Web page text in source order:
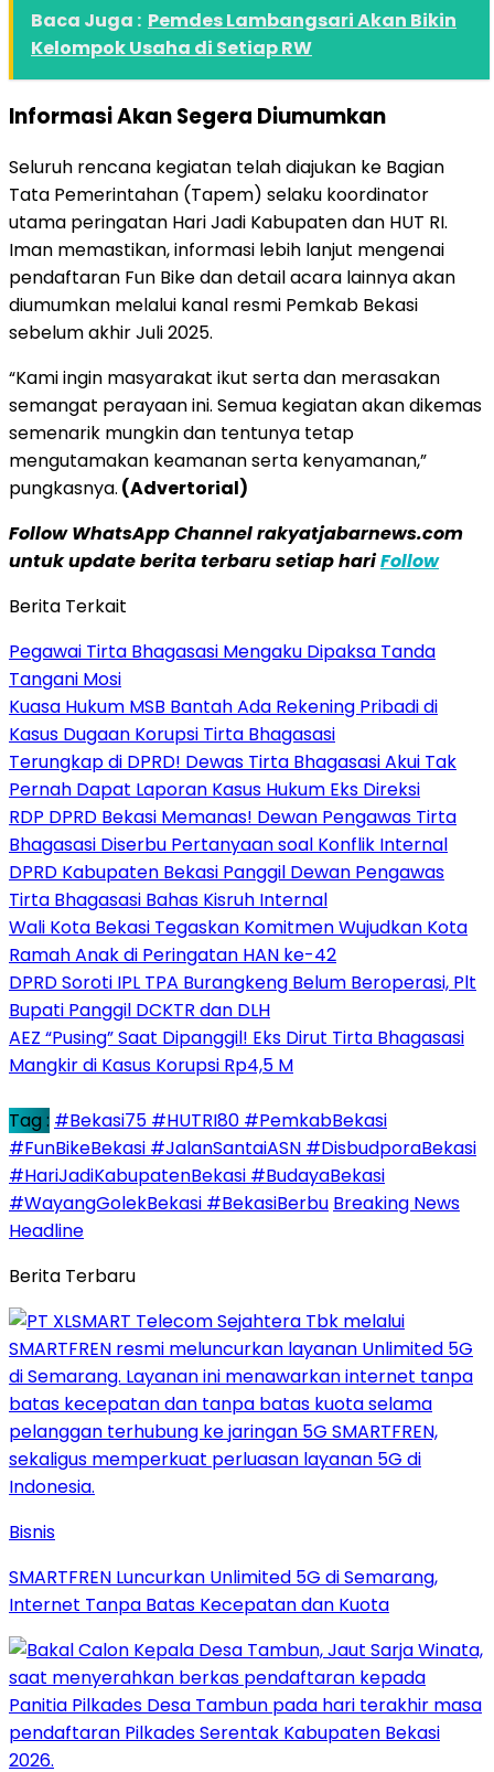
Baca Juga : Pemdes Lambangsari Akan Bikin
Kelompok Usaha di Setiap RW
Informasi Akan Segera Diumumkan
Seluruh rencana kegiatan telah diajukan ke Bagian
Tata Pemerintahan (Tapem) selaku koordinator
utama peringatan Hari Jadi Kabupaten dan HUT RI.
Iman memastikan, informasi lebih lanjut mengenai
pendaftaran Fun Bike dan detail acara lainnya akan
diumumkan melalui kanal resmi Pemkab Bekasi
sebelum akhir Juli 2025.
“Kami ingin masyarakat ikut serta dan merasakan
semangat perayaan ini. Semua kegiatan akan dikemas
semenarik mungkin dan tentunya tetap
mengutamakan keamanan serta kenyamanan,”
pungkasnya. (Advertorial)
Follow WhatsApp Channel rakyatjabarnews.com
untuk update berita terbaru setiap hariFollow
Berita Terkait
Pegawai Tirta Bhagasasi Mengaku Dipaksa Tanda
Tangani Mosi
Kuasa Hukum MSB Bantah Ada Rekening Pribadi di
Kasus Dugaan Korupsi Tirta Bhagasasi
Terungkap di DPRD! Dewas Tirta Bhagasasi Akui Tak
Pernah Dapat Laporan Kasus Hukum Eks Direksi
RDP DPRD Bekasi Memanas! Dewan Pengawas Tirta
Bhagasasi Diserbu Pertanyaan soal Konflik Internal
DPRD Kabupaten Bekasi Panggil Dewan Pengawas
Tirta Bhagasasi Bahas Kisruh Internal
Wali Kota Bekasi Tegaskan Komitmen Wujudkan Kota
Ramah Anak di Peringatan HAN ke-42
DPRD Soroti IPL TPA Burangkeng Belum Beroperasi, Plt
Bupati Panggil DCKTR dan DLH
AEZ “Pusing” Saat Dipanggil! Eks Dirut Tirta Bhagasasi
Mangkir di Kasus Korupsi Rp4,5 M
Tag : #Bekasi75 #HUTRI80 #PemkabBekasi
#FunBikeBekasi #JalanSantaiASN #DisbudporaBekasi
#HariJadiKabupatenBekasi #BudayaBekasi
#WayangGolekBekasi #BekasiBerbu Breaking News
Headline
Berita Terbaru
Bisnis
SMARTFREN Luncurkan Unlimited 5G di Semarang,
Internet Tanpa Batas Kecepatan dan Kuota